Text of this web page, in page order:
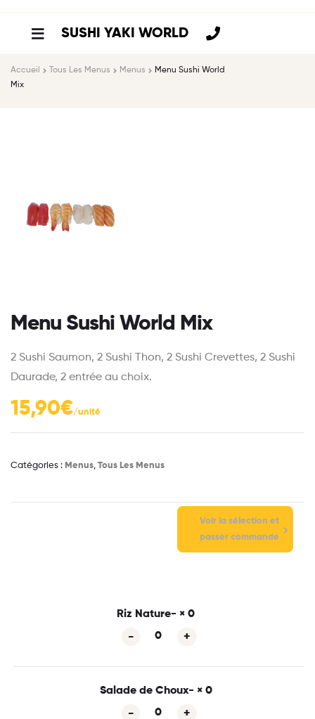
SUSHI YAKI WORLD
Accueil Tous Les Menus Menus
Menu Sushi World
Mix
Menu Sushi World Mix
2 Sushi Saumon, 2 Sushi Thon, 2 Sushi Crevettes, 2 Sushi
Daurade, 2 entrée au choix.
15,90€
Catégories : Menus, Tous Les Menus
Voir la sélection et
passer commande
Riz Nature- × 0
Salade de Choux- × 0